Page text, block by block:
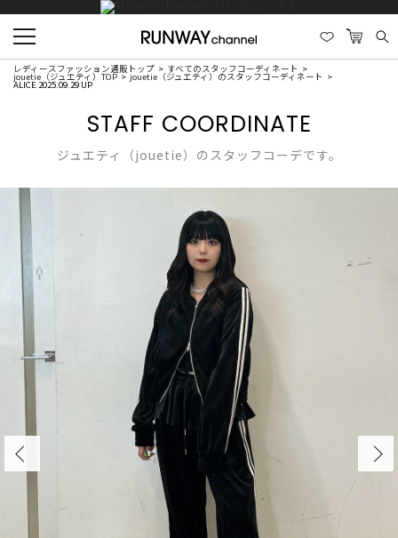
レディースファッション通販トップ すべてのスタッフコーディネート
jouetie（ジュエティ）TOP jouetie（ジュエティ）のスタッフコーディネート
ALICE 2025.09.29 UP
STAFF COORDINATE
ジュエティ（jouetie）のスタッフコーデです。